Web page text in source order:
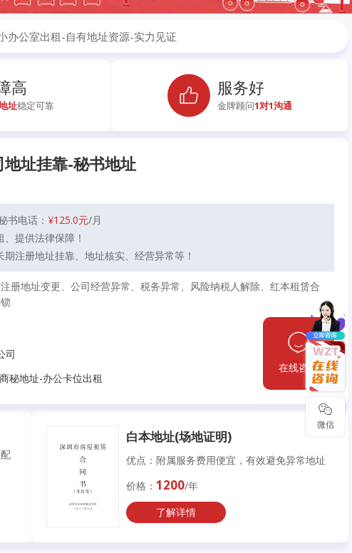
办公室出租-自有地址资源-实力见证
高
址稳定可靠
服务好
金牌顾问1对1沟通
址挂靠-秘书地址
书电话： ¥125.0元/月
提供法律保障！
注册地址挂靠、地址核实、经营异常等！
册地址变更、公司经营异常、税务异常、风险纳税人解除、红本租赁合
司
秘地址-办公卡位出租
在线咨询
白本地址(场地证明)
优点：附属服务费用便宜，有效避免异常地址
价格：1200/年
了解详情
微信